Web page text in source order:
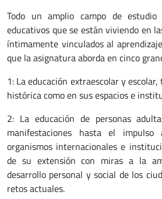
Todo un amplio campo de
educativos que se están viviendo en
íntimamente vinculados al
que la asignatura aborda en cinco
1: La educación extraescolar y
histórica como en sus espacios e
2: La educación de personas
manifestaciones hasta el impulso
organismos internacionales e
de su extensión con miras a la
desarrollo personal y social de los
retos actuales.